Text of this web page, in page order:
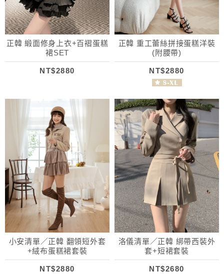
正韓 緞面修身上衣+百褶蛋糕
裙SET
NT$2880
正韓 重工蕾絲拼接蛋糕洋裝
(附腰帶)
NT$2880
小安清單／正韓 翻領短外套
+絨布蛋糕裙套裝
NT$2880
洛儀清單／正韓 綁帶西裝外
套+短裙套裝
NT$2680